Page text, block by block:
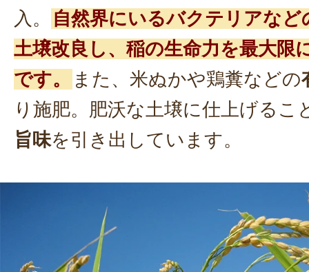
入。
自然界にいるバクテリアなど
土壌改良し、稲の生命力を最大限
です。
また、米ぬかや鶏糞などの
り施肥。肥沃な土壌に仕上げるこ
旨味を引き出しています。